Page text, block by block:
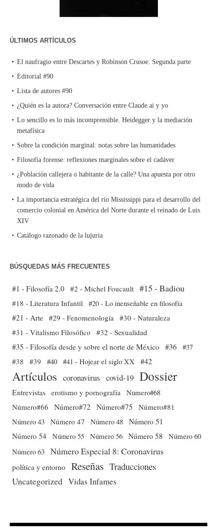
ÚLTIMOS ARTÍCULOS
El naufragio entre Descartes y Robinson Crusoe. Segunda parte
Editorial #90
Lista de autores #90
¿Quién es la autora? Conversación entre Claude.ai y yo
Lo sencillo es lo más incomprensible. Heidegger y la mediación
metafísica
Sobre la condición marginal: notas sobre las humanidades
Filosofía forense: reflexiones marginales sobre el cadáver
¿Población callejera o habitante de la calle? Una apuesta por otro
modo de vida
La importancia estratégica del río Mississippi para el desarrollo del
comercio colonial en América del Norte durante el reinado de Luis
XIV
Catálogo razonado de la lujuria
BÚSQUEDAS MÁS FRECUENTES
#1 - Filosofía 2.0 #2 - Michel Foucault #15 - Badiou
#18 - Literatura Infantil #20 - Lo inenseñable en filosofía
#21 - Arte #29 - Fenomenología
#30 - Naturaleza
#31 - Vitalismo Filosófico
#32 - Sexualidad
#35 - Filosofía desde y sobre el norte de México #36 #37
#38
#39 #40 #41 - Hojear el siglo XX #42
Artículos coronavirus covid-19 Dossier
Entrevistas erotismo y pornografía
Numero#68
Número#66
Número#72 Número#75
Número#81
Número 43 Número 47 Número 48 Número 51
Número 54 Número 55 Número 56 Número 58
Número 60
Número 63 Número Especial 8: Coronavirus
política y entorno Reseñas Traducciones
Uncategorized Vidas Infames